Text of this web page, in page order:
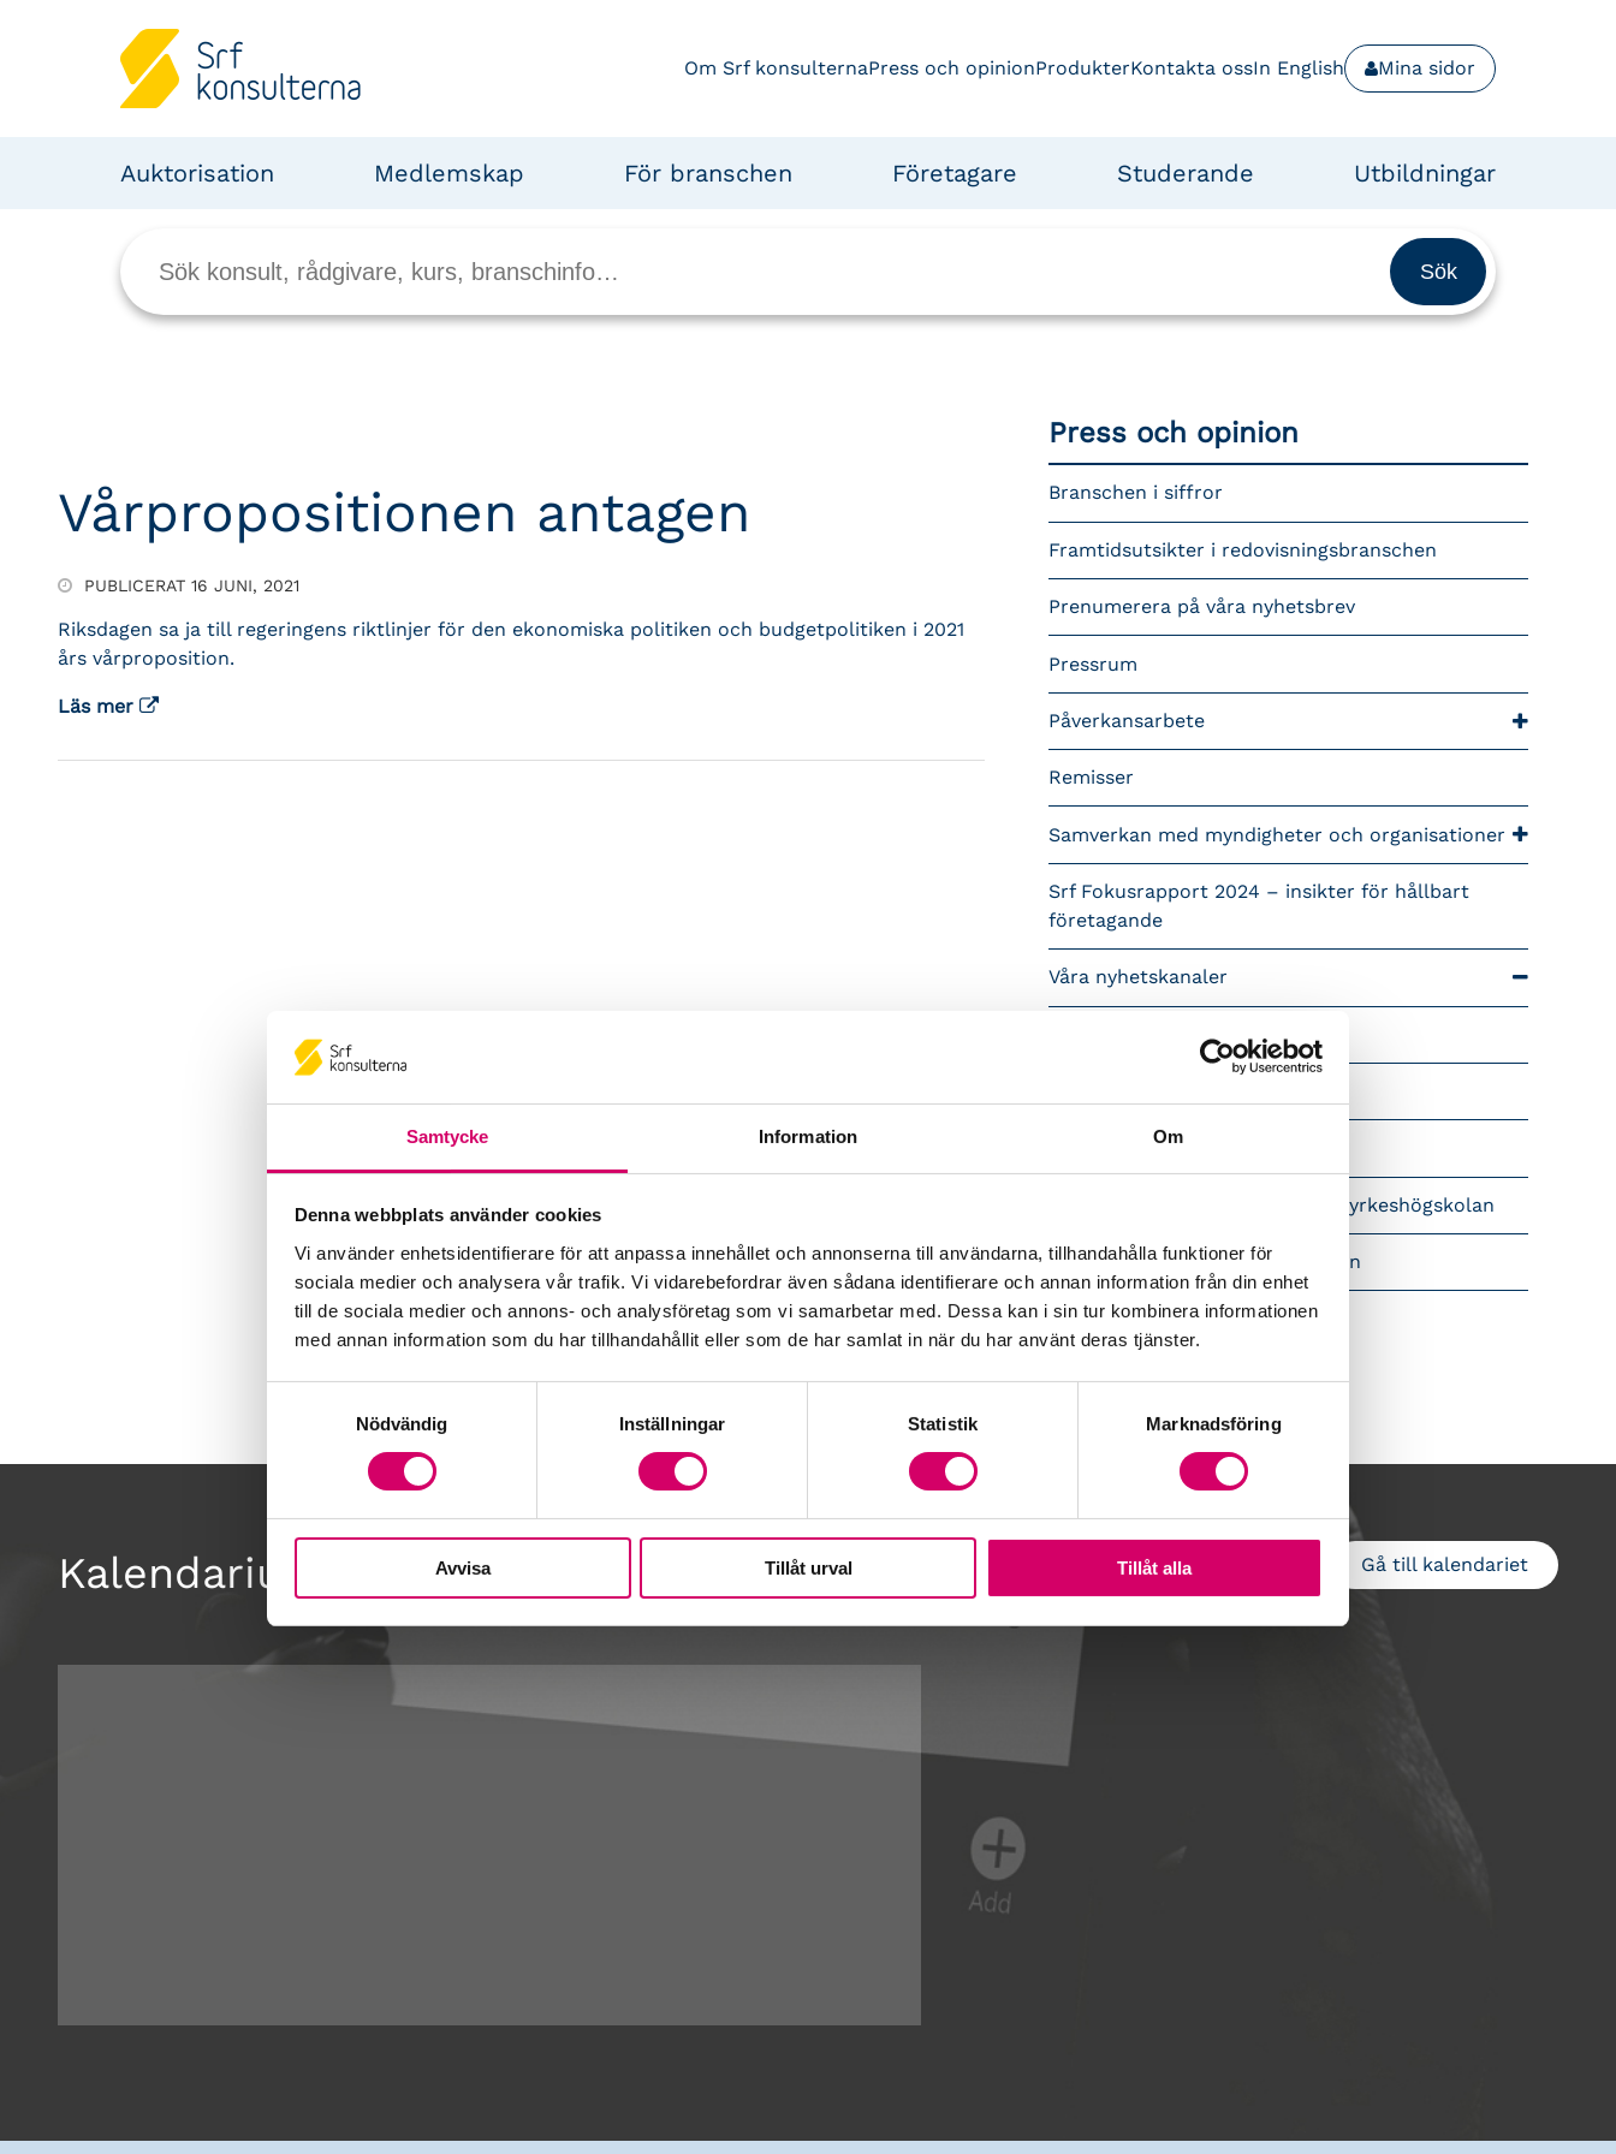
Samtycke Information Om
Denna webbplats använder cookies
Vi använder enhetsidentifierare för att anpassa innehållet och annonserna till användarna, tillhandahålla funktioner för
sociala medier och analysera vår trafik. Vi vidarebefordrar även sådana identifierare och annan information från din enhet
till de sociala medier och annons- och analysföretag som vi samarbetar med. Dessa kan i sin tur kombinera informationen
med annan information som du har tillhandahållit eller som de har samlat in när du har använt deras tjänster.
Nödvändig
Inställningar Statistik Marknadsföring
Avvisa Tillåt urval Tillåt alla
Om Srf konsulternaPress och opinionProdukterKontakta ossIn English Mina sidor
Auktorisation Medlemskap För branschen Företagare Studerande Utbildningar
Vårpropositionen antagen
PUBLICERAT 16 JUNI, 2021
Riksdagen sa ja till regeringens riktlinjer för den ekonomiska politiken och budgetpolitiken i 2021
års vårproposition.
Läs mer
Press och opinion
Branschen i siffror
Framtidsutsikter i redovisningsbranschen
Prenumerera på våra nyhetsbrev
Pressrum
Påverkansarbete
Remisser
Samverkan med myndigheter och organisationer
Srf Fokusrapport 2024 – insikter för hållbart
företagande
Våra nyhetskanaler
Tidningen Konsulten
Följ oss i sociala medier
Öppet brev till Myndigheten för yrkeshögskolan
Framtidsutsikter i lönebranschen
Kalendarium Gå till kalendariet
Lägg till i kalender